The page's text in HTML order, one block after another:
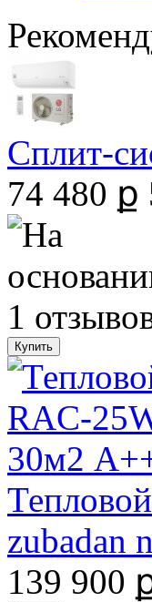
Сплит-
74 480 ք
zubadan
139 900